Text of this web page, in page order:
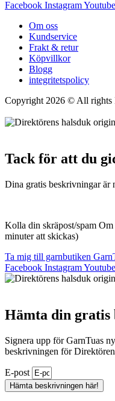
Facebook InstagramYoutube
Om oss
Kundservice
Frakt & retur
Köpvillkor
Blogg
integritetspolicy
Copyright 2026 © All rights
Tack för att du
Dina gratis beskrivningar
Kolla din skräpost/spam
minuter att skickas)
Ta mig till garnbutiken
Facebook InstagramYoutube
Hämta din gratis
Signera upp för GarnTuas
beskrivningen för
E-post
Hämta beskrivningen här!